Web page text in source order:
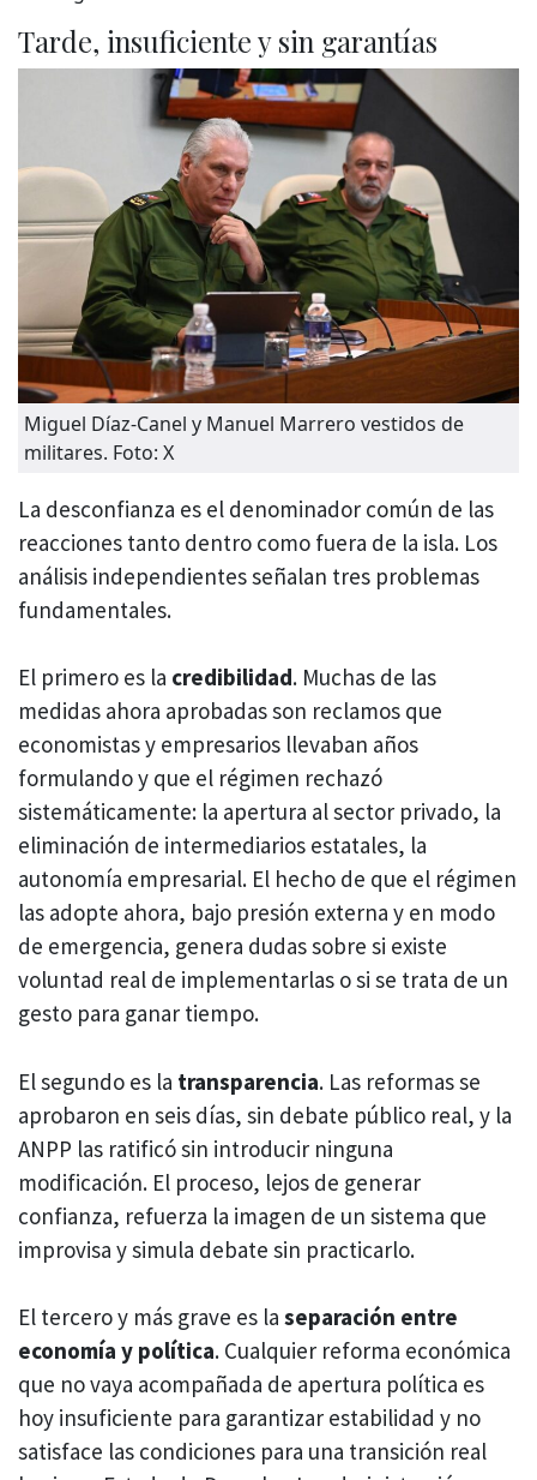
Tarde, insuficiente y sin garantías
Miguel Díaz-Canel y Manuel Marrero vestidos de
militares. Foto: X
La desconfianza es el denominador común de las
reacciones tanto dentro como fuera de la isla. Los
análisis independientes señalan tres problemas
fundamentales.
El primero es la credibilidad. Muchas de las
medidas ahora aprobadas son reclamos que
economistas y empresarios llevaban años
formulando y que el régimen rechazó
sistemáticamente: la apertura al sector privado, la
eliminación de intermediarios estatales, la
autonomía empresarial. El hecho de que el régimen
las adopte ahora, bajo presión externa y en modo
de emergencia, genera dudas sobre si existe
voluntad real de implementarlas o si se trata de un
gesto para ganar tiempo.
El segundo es la transparencia. Las reformas se
aprobaron en seis días, sin debate público real, y la
ANPP las ratificó sin introducir ninguna
modificación. El proceso, lejos de generar
confianza, refuerza la imagen de un sistema que
improvisa y simula debate sin practicarlo.
El tercero y más grave es la separación entre
economía y política. Cualquier reforma económica
que no vaya acompañada de apertura política es
hoy insuficiente para garantizar estabilidad y no
satisface las condiciones para una transición real